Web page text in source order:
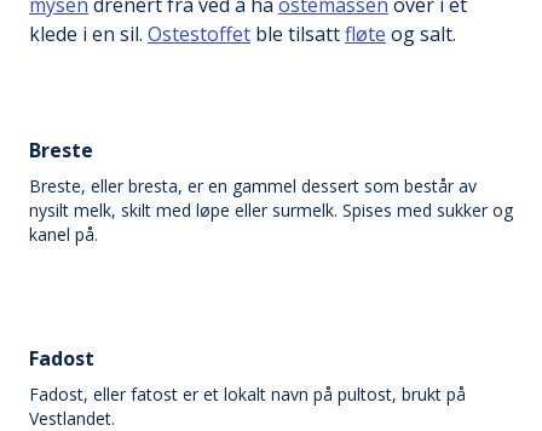
klede i en sil. Ostestoffet ble tilsattfløte og salt.
Breste
Breste, eller bresta, er en gammel dessert som består av
nysilt melk, skilt med løpe eller surmelk. Spises med sukker og
kanel på.
Fadost
Fadost, eller fatost er et lokalt navn på pultost, brukt på
Vestlandet.